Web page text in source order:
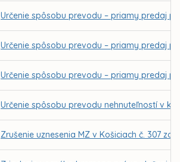
Určenie spôsobu prevodu – priamy predaj
Určenie spôsobu prevodu – priamy predaj
Určenie spôsobu prevodu – priamy predaj
Určenie spôsobu prevodu nehnuteľností v
Zrušenie uznesenia MZ v Košiciach č. 307